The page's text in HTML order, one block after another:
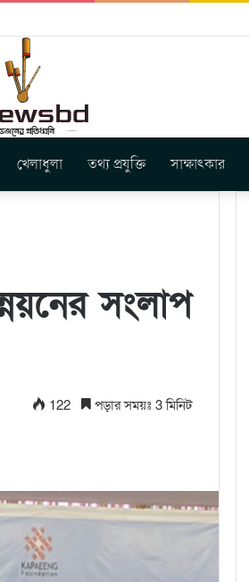
খেলাধুলা তথ্য প্রযুক্তি সাক্ষাৎকার
সংলাপ
122 পড়ার সময়ঃ 3 মিনিট